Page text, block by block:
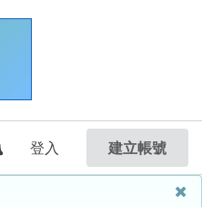
登入 建立帳號